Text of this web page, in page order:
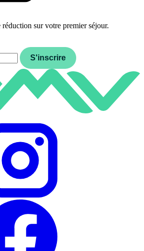
sur votre premier séjour.
S'inscrire